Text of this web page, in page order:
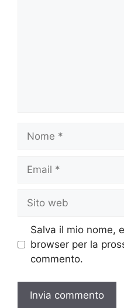
Nome
Email
Sito
web
Salva il mio nome,
browser per la
commento.